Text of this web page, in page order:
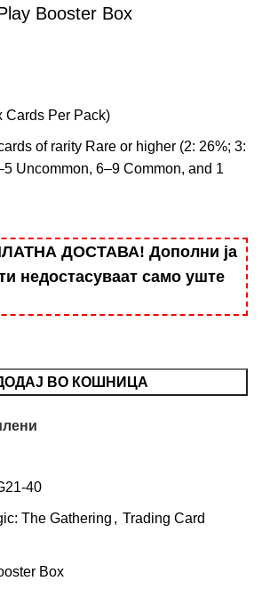
Booster Box
Cards Per Pack)
of rarity Rare or higher (2: 26%; 3:
Uncommon, 6–9 Common, and 1
ДОСТАВА! Дополни ја
недостасуваат само уште
ВО КОШНИЦА
40
Тhe Gathering , Trading Card
Box